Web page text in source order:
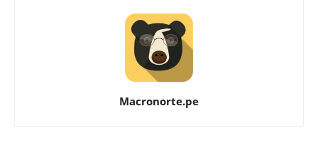
Macronorte.pe